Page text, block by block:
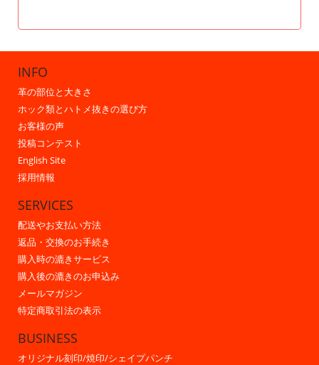
INFO
革の部位と大きさ
ホック類とハトメ抜きの選び方
お客様の声
投稿コンテスト
English Site
採用情報
SERVICES
配送やお支払い方法
返品・交換のお手続き
購入時の漉きサービス
購入後の漉きのお申込み
メールマガジン
特定商取引法の表示
BUSINESS
オリジナル刻印/焼印/シェイプパンチ